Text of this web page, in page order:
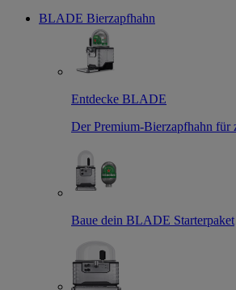
BLADE Bierzapfhahn
Entdecke BLADE
Der Premium-Bierzapfhahn für
Baue dein BLADE Starterpaket